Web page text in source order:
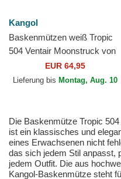
Kangol
Baskenmützen weiß Tropic
504 Ventair Moonstruck von
EUR 64,95
Lieferung bis Montag, Aug. 10
Die Baskenmütze Tropic
ist ein klassisches und
eines Erwachsenen nicht
das sich jedem Stil anpasst,
jedem Outfit. Die aus
Kangol-Baskenmütze steht